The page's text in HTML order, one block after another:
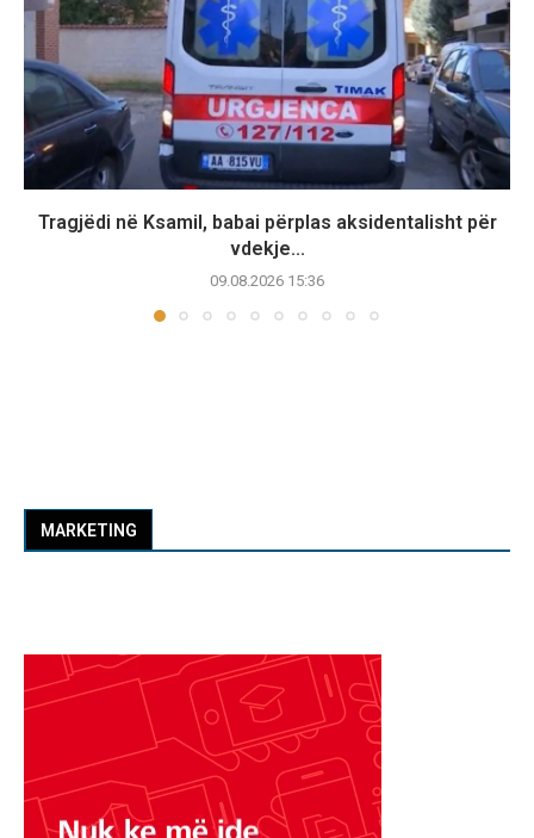
Tragjëdi në Ksamil, babai përplas aksidentalisht për
vdekje...
09.08.2026 15:36
MARKETING